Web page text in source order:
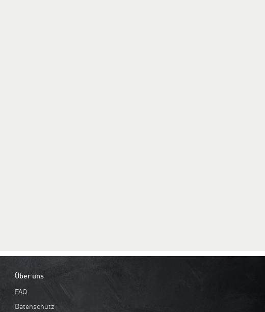
Über uns
FAQ
Datenschutz